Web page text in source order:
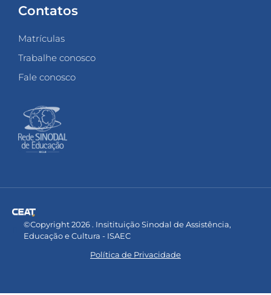
Contatos
Matrículas
Trabalhe conosco
Fale conosco
©Copyright 2026 . Insitituição Sinodal de Assistência,
Educação e Cultura - ISAEC
Política de Privacidade